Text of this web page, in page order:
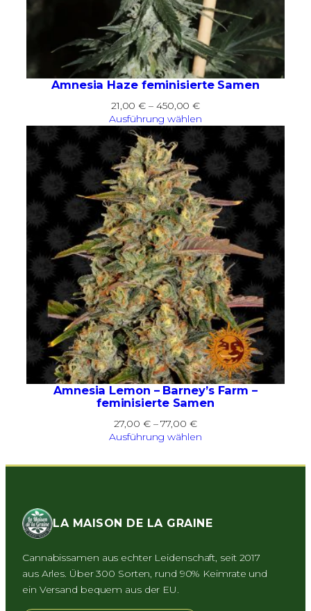
Amnesia Haze feminisierte Samen
21,00€ – 450,00€Preisspanne:
21,00 €
bis
450,00 €
Ausführung wählen
Amnesia Lemon – Barney’s Farm –
feminisierte Samen
27,00 € –77,00 €Preisspanne:
27,00 €
77,00 €
Ausführung wählen
LA MAISON DE LA GRAINE
Cannabissamen aus echter Leidenschaft, seit 2017
aus Arles. Über 300 Sorten, rund 90% Keimrate und
ein Versand bequem aus der EU.